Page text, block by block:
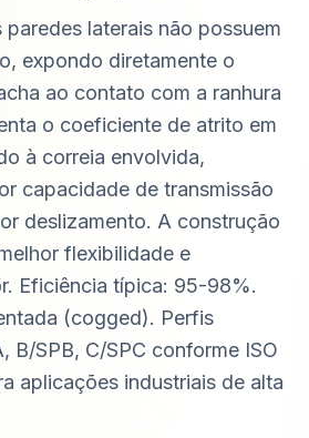
paredes laterais não possuem
expondo diretamente o
ao contato com a ranhura
o coeficiente de atrito em
à correia envolvida,
capacidade de transmissão
deslizamento. A construção
flexibilidade e
Eficiência típica: 95-98%.
(cogged). Perfis
B/SPB, C/SPC conforme ISO
aplicações industriais de alta